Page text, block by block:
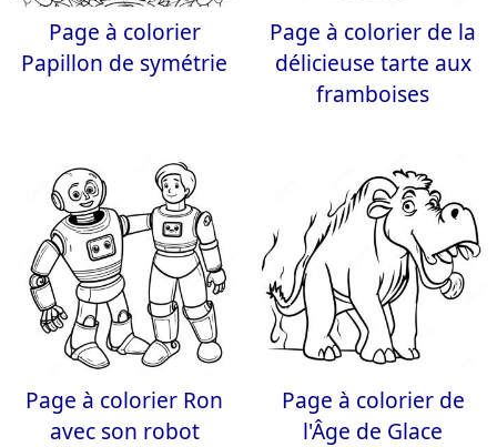
Page à colorier
Papillon de symétrie
Page à colorier de la
délicieuse tarte aux
framboises
Page à colorier Ron
avec son robot
Page à colorier de
l'Âge de Glace